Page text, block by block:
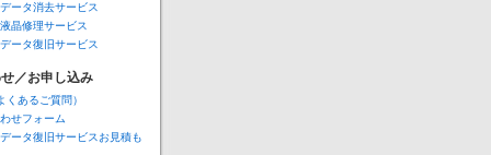
ータ消去サービス
晶修理サービス
ータ復旧サービス
／お申し込み
くあるご質問）
せフォーム
ータ復旧サービスお見積も